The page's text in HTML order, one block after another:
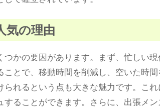
気の理由
かの要因があります。まず、忙しい
とで、移動時間を削減し、空いた時
れるという点も大きな魅力です。こ
ることができます。さらに、出張メ